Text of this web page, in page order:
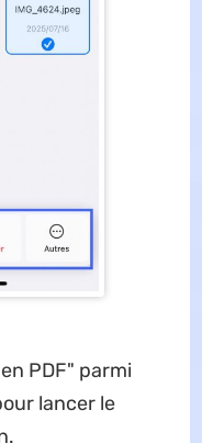
PDF" parmi
lancer le